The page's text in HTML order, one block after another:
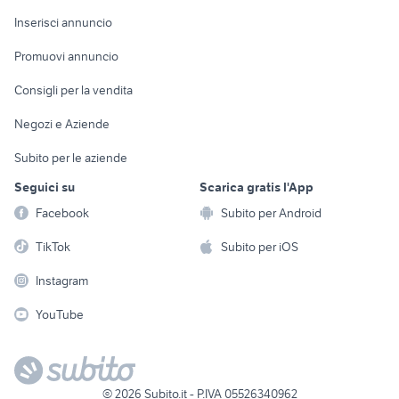
Console e
Fotografia
Telefonia
Biciclette
Inserisci annuncio
Promuovi annuncio
Consigli per la vendita
Negozi e Aziende
Subito per le aziende
Seguici su
Facebook
TikTok
Instagram
YouTube
Scarica gratis l'App
Subito per Android
Subito per iOS
©2026 Subito.it - P.IVA 05526340962